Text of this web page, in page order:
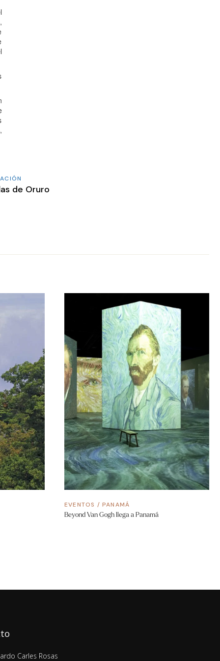
de Oruro
EVENTOS /PANAMÁ
Beyond Van Gogh llega a Panamá
Carles Rosas